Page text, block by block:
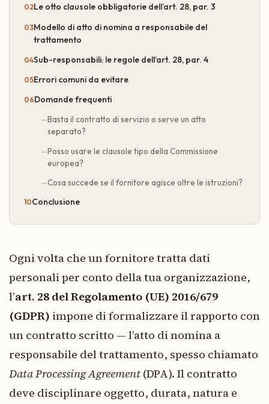
Le otto clausole obbligatorie dell’art. 28, par. 3
Modello di atto di nomina a responsabile del
trattamento
Sub-responsabili: le regole dell’art. 28, par. 4
Errori comuni da evitare
Domande frequenti
Basta il contratto di servizio o serve un atto
separato?
Posso usare le clausole tipo della Commissione
europea?
Cosa succede se il fornitore agisce oltre le istruzioni?
Conclusione
Ogni volta che un fornitore tratta dati
personali per conto della tua organizzazione,
l’art. 28 del Regolamento (UE) 2016/679
(GDPR) impone di formalizzare il rapporto con
un contratto scritto — l’atto di nomina a
responsabile del trattamento, spesso chiamato
Data Processing Agreement (DPA). Il contratto
deve disciplinare oggetto, durata, natura e